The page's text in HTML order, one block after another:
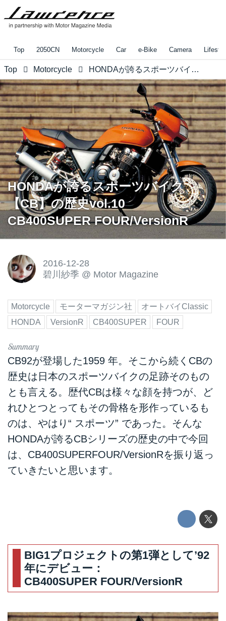
Top 2050CN Motorcycle Car e-Bike Camera
Top Motorcycle HONDAが誇るスポーツバイク【CB】の歴史vol.10 CB400SUPER FOUR/VersionR
HONDAが誇るスポーツバイク
【CB】の歴史vol.10
CB400SUPER FOUR/VersionR
2016-12-28
碧川紗季 @ Motor Magazine
Motorcycle モーターマガジン社
オートバイClassic
HONDA
VersionR CB400SUPER FOUR
CB92が登場した1959 年。そこから続くCBの
歴史は日本のスポーツバイクの足跡そのもの
とも言える。歴代CBは様々な顔を持つが、ど
れひとつとってもその骨格を形作っているも
のは、やはり“ スポーツ” であった。そんな
HONDAが誇るCBシリーズの歴史の中で今回
は、CB400SUPERFOUR/VersionRを振り返っ
ていきたいと思います。
BIG1プロジェクトの第1弾として’92
年にデビュー：
CB400SUPER FOUR/VersionR